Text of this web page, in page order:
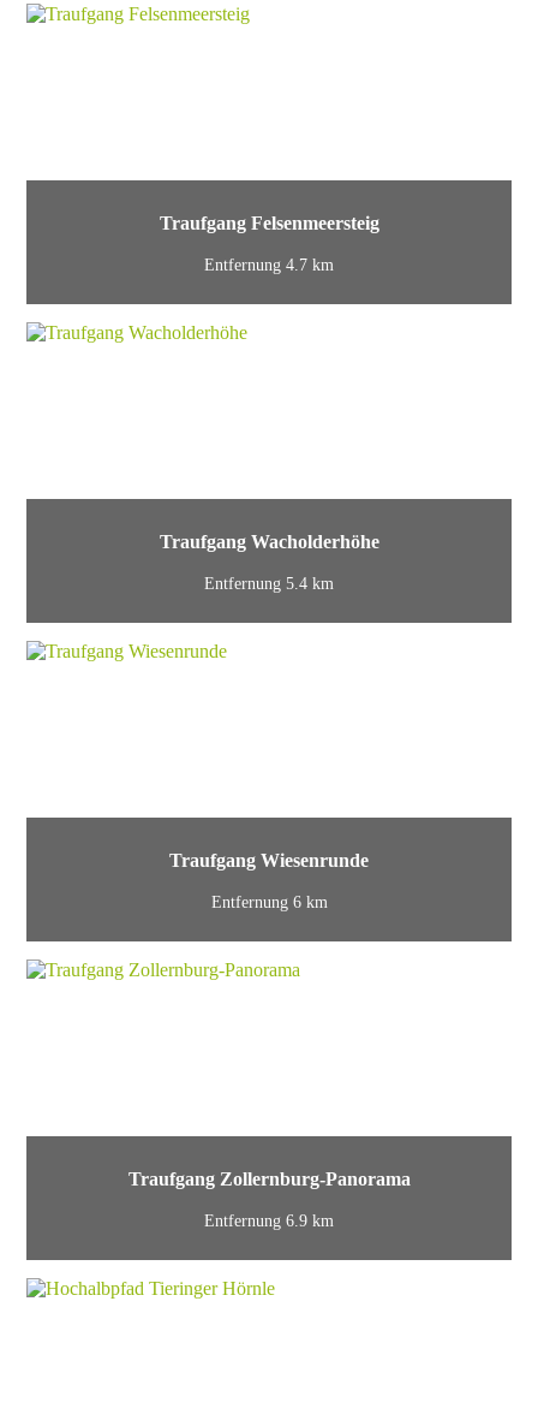
Traufgang Felsenmeersteig
Entfernung 4.7 km
Traufgang Wacholderhöhe
Entfernung 5.4 km
Traufgang Wiesenrunde
Entfernung 6 km
Traufgang Zollernburg-Panorama
Entfernung 6.9 km